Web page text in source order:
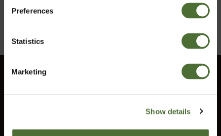
Preferences
Statistics
Marketing
Show details
Vilkår